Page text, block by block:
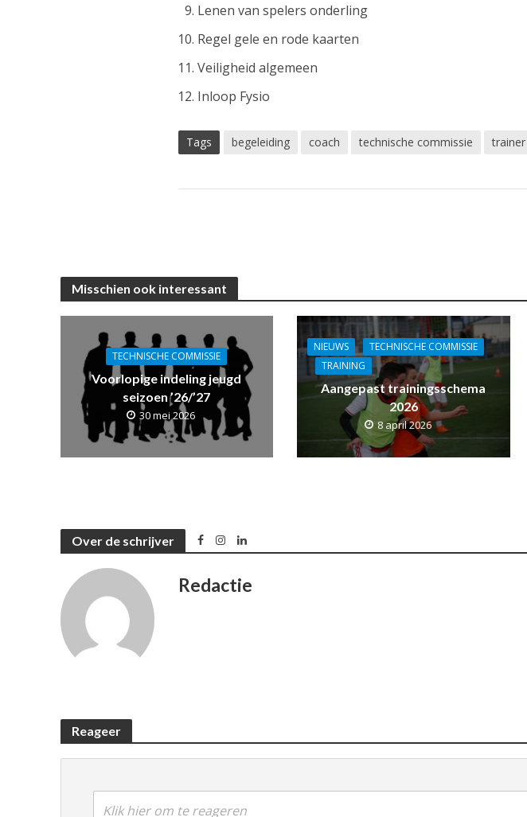
Lenen van spelers onderling
Regel gele en rode kaarten
Veiligheid algemeen
Inloop Fysio
Tags begeleiding coach technische commissie trainer
Misschien ook interessant
TECHNISCHE COMMISSIE
Voorlopige indeling jeugd
seizoen ’26/’27
30 mei 2026
NIEUWS
TECHNISCHE COMMISSIE
TRAINING
Aangepast trainingsschema
2026
8 april 2026
Over de schrijver
Redactie
Reageer
Klik hier om te reageren